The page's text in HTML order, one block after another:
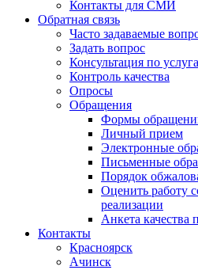
Контакты для СМИ
Обратная связь
Часто задаваемые
Задать вопрос
Консультация по
Контроль качества
Опросы
Обращения
Формы
Личный прием
Электронные
Письменные
Порядок
Оценить работу
реализации
Анкета качества
Контакты
Красноярск
Ачинск